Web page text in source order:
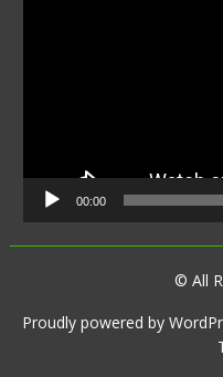
00:00
© All
Proudly powered by